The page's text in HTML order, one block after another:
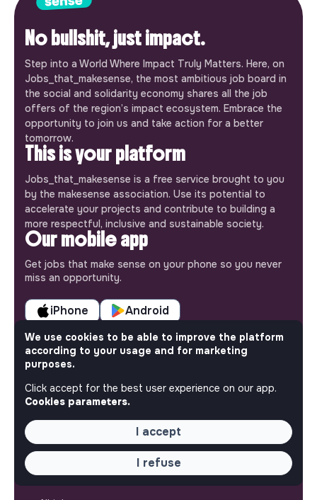
No bullshit, just impact.
Step into a World Where Impact Truly Matters. Here, on
Jobs_that_makesense, the most ambitious job board in
the social and solidarity economy shares all the job
offers of the region’s impact ecosystem. Embrace the
opportunity to join us and take action for a better
tomorrow.
This is your platform
Jobs_that_makesense is a free service brought to you
by the makesense association. Use its potential to
accelerate your projects and contribute to building a
more respectful, inclusive and sustainable society.
Our mobile app
Get jobs that make sense on your phone so you never
miss an opportunity.
iPhone Android
ABOUT
Our mission and impact
Makesense NGO
QUICK LINKS
We use cookies to be able to improve the platform
according to your usage and for marketing
purposes.
Click accept for the best user experience on our app.
Cookies parameters.
I accept
I refuse